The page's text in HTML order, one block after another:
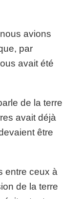
avions
par
avait été
de la terre
avait déjà
être
entre ceux à
de la terre